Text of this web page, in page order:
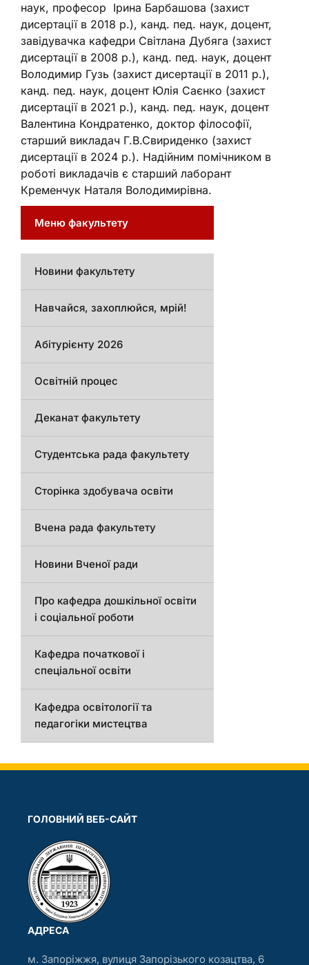
наук, професор Ірина Барбашова (захист
дисертації в 2018 р.), канд. пед. наук, доцент,
завідувачка кафедри Світлана Дубяга (захист
дисертації в 2008 р.), канд. пед. наук, доцент
Володимир Гузь (захист дисертації в 2011 р.),
канд. пед. наук, доцент Юлія Саєнко (захист
дисертації в 2021 р.), канд. пед. наук, доцент
Валентина Кондратенко, доктор філософії,
старший викладач Г.В.Свириденко (захист
дисертації в 2024 р.). Надійним помічником в
роботі викладачів є старший лаборант
Кременчук Наталя Володимирівна.
Меню факультету
Новини факультету
Навчайся, захоплюйся, мрій!
Абітурієнту 2026
Освітній процес
Деканат факультету
Студентська рада факультету
Сторінка здобувача освіти
Вчена рада факультету
Новини Вченої ради
Про кафедра дошкільної освіти
і соціальної роботи
Кафедра початкової і
спеціальної освіти
Кафедра освітології та
педагогіки мистецтва
ГОЛОВНИЙ ВЕБ-САЙТ
АДРЕСА
м. Запоріжжя, вулиця Запорізького козацтва, 6